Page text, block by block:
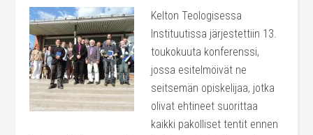
Kelton Teologisessa
Instituutissa järjestettiin 13.
toukokuuta konferenssi,
jossa esitelmöivät ne
seitsemän opiskelijaa, jotka
olivat ehtineet suorittaa
kaikki pakolliset tentit ennen